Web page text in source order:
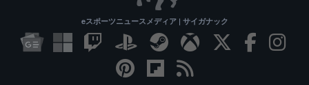
eスポーツニュースメディア | サイガナック